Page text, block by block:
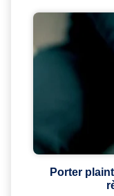
Porter